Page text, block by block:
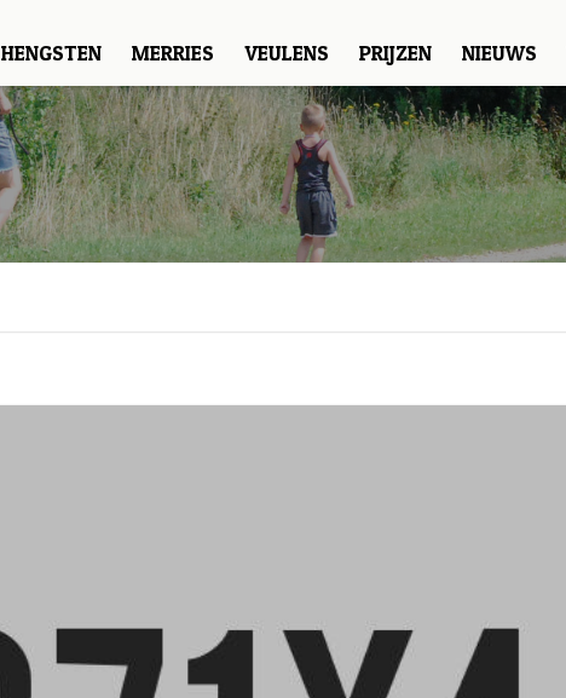
HENGSTEN MERRIES VEULENS PRIJZEN NIEUWS